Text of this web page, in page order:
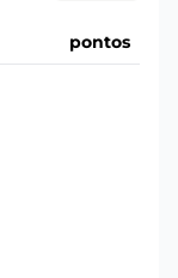
pontos